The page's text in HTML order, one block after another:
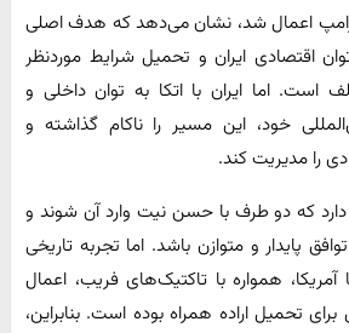
اعمال شد، نشان می‌دهد که هدف اصلی
اقتصادی ایران و تحمیل شرایط موردنظر
است. اما ایران با اتکا به توان داخلی و
خود، این مسیر را ناکام گذاشته و
را مدیریت کند.
دارد که دو طرف با حسن نیت وارد آن شوند و
پایدار و متوازن باشد. اما تجربه تاریخی
همواره با تاکتیک‌های فریب، اعمال
تحمیل اراده همراه بوده است. بنابراین،